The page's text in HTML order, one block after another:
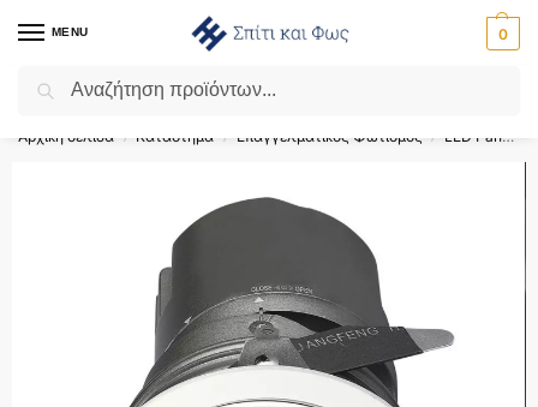
MENU 0
Flash Sale ⚡ 10% Έκπτωση με τον κωδικό ‘SPRING’!
Αρχική σελίδα / Κατάστημα / Επαγγελματικός Φωτισμός / LED Panel